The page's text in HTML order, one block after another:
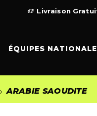
Livraison
ÉQUIPES
ARABIE SAOUDITE